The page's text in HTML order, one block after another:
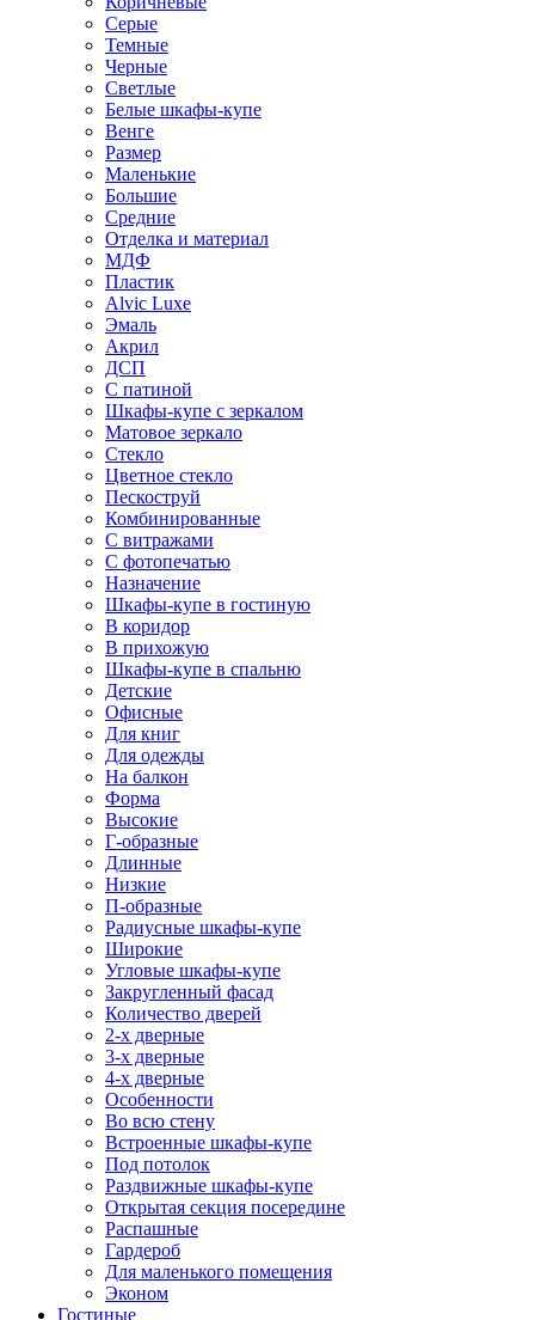
Серые
Темные
Черные
Светлые
Белые шкафы-купе
Венге
Размер
Маленькие
Большие
Средние
Отделка и материал
МДФ
Пластик
Alvic Luxe
Эмаль
Акрил
ДСП
С патиной
Шкафы-купе с зеркалом
Матовое зеркало
Стекло
Цветное стекло
Пескоструй
Комбинированные
С витражами
С фотопечатью
Назначение
Шкафы-купе в гостиную
В коридор
В прихожую
Шкафы-купе в спальню
Детские
Офисные
Для книг
Для одежды
На балкон
Форма
Высокие
Г-образные
Длинные
Низкие
П-образные
Радиусные шкафы-купе
Широкие
Угловые шкафы-купе
Закругленный фасад
Количество дверей
2-х дверные
3-х дверные
4-х дверные
Особенности
Во всю стену
Встроенные шкафы-купе
Под потолок
Раздвижные шкафы-купе
Открытая секция посередине
Распашные
Гардероб
Для маленького помещения
Эконом
Гостиные